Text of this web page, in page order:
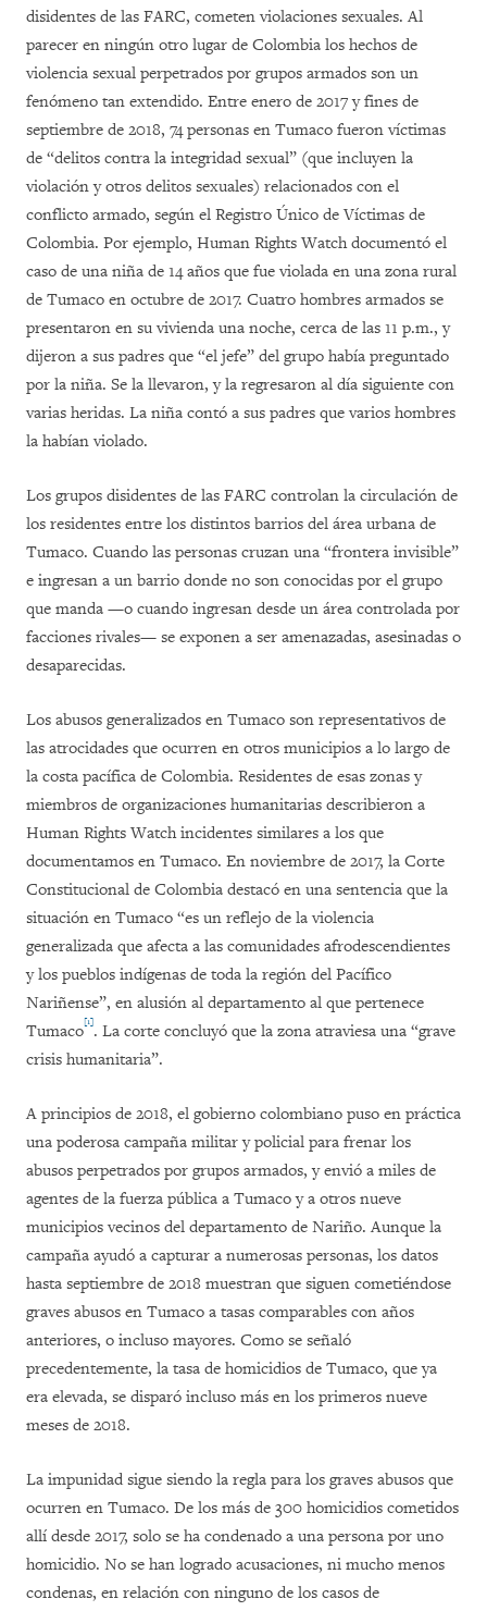
disidentes de las FARC, cometen violaciones sexuales. Al
parecer en ningún otro lugar de Colombia los hechos de
violencia sexual perpetrados por grupos armados son un
fenómeno tan extendido. Entre enero de 2017 y fines de
septiembre de 2018, 74 personas en Tumaco fueron víctimas
de “delitos contra la integridad sexual” (que incluyen la
violación y otros delitos sexuales) relacionados con el
conflicto armado, según el Registro Único de Víctimas de
Colombia. Por ejemplo, Human Rights Watch documentó el
caso de una niña de 14 años que fue violada en una zona rural
de Tumaco en octubre de 2017. Cuatro hombres armados se
presentaron en su vivienda una noche, cerca de las 11 p.m., y
dijeron a sus padres que “el jefe” del grupo había preguntado
por la niña. Se la llevaron, y la regresaron al día siguiente con
varias heridas. La niña contó a sus padres que varios hombres
la habían violado.
Los grupos disidentes de las FARC controlan la circulación de
los residentes entre los distintos barrios del área urbana de
Tumaco. Cuando las personas cruzan una “frontera invisible”
e ingresan a un barrio donde no son conocidas por el grupo
que manda —o cuando ingresan desde un área controlada por
facciones rivales— se exponen a ser amenazadas, asesinadas o
desaparecidas.
Los abusos generalizados en Tumaco son representativos de
las atrocidades que ocurren en otros municipios a lo largo de
la costa pacífica de Colombia. Residentes de esas zonas y
miembros de organizaciones humanitarias describieron a
Human Rights Watch incidentes similares a los que
documentamos en Tumaco. En noviembre de 2017, la Corte
Constitucional de Colombia destacó en una sentencia que la
situación en Tumaco “es un reflejo de la violencia
generalizada que afecta a las comunidades afrodescendientes
y los pueblos indígenas de toda la región del Pacífico
Nariñense”, en alusión al departamento al que pertenece
Tumaco[1]. La corte concluyó que la zona atraviesa una “grave
crisis humanitaria”.
A principios de 2018, el gobierno colombiano puso en práctica
una poderosa campaña militar y policial para frenar los
abusos perpetrados por grupos armados, y envió a miles de
agentes de la fuerza pública a Tumaco y a otros nueve
municipios vecinos del departamento de Nariño. Aunque la
campaña ayudó a capturar a numerosas personas, los datos
hasta septiembre de 2018 muestran que siguen cometiéndose
graves abusos en Tumaco a tasas comparables con años
anteriores, o incluso mayores. Como se señaló
precedentemente, la tasa de homicidios de Tumaco, que ya
era elevada, se disparó incluso más en los primeros nueve
meses de 2018.
La impunidad sigue siendo la regla para los graves abusos que
ocurren en Tumaco. De los más de 300 homicidios cometidos
allí desde 2017, solo se ha condenado a una persona por uno
homicidio. No se han logrado acusaciones, ni mucho menos
condenas, en relación con ninguno de los casos de